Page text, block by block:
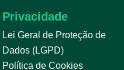
Privacidade
Lei Geral de Proteção de
Dados (LGPD)
Política de Cookies